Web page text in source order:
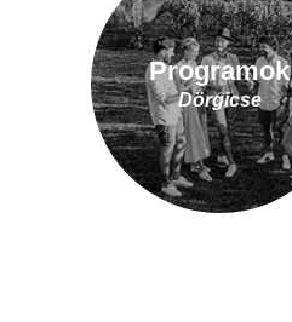
Programok
Dörgicse